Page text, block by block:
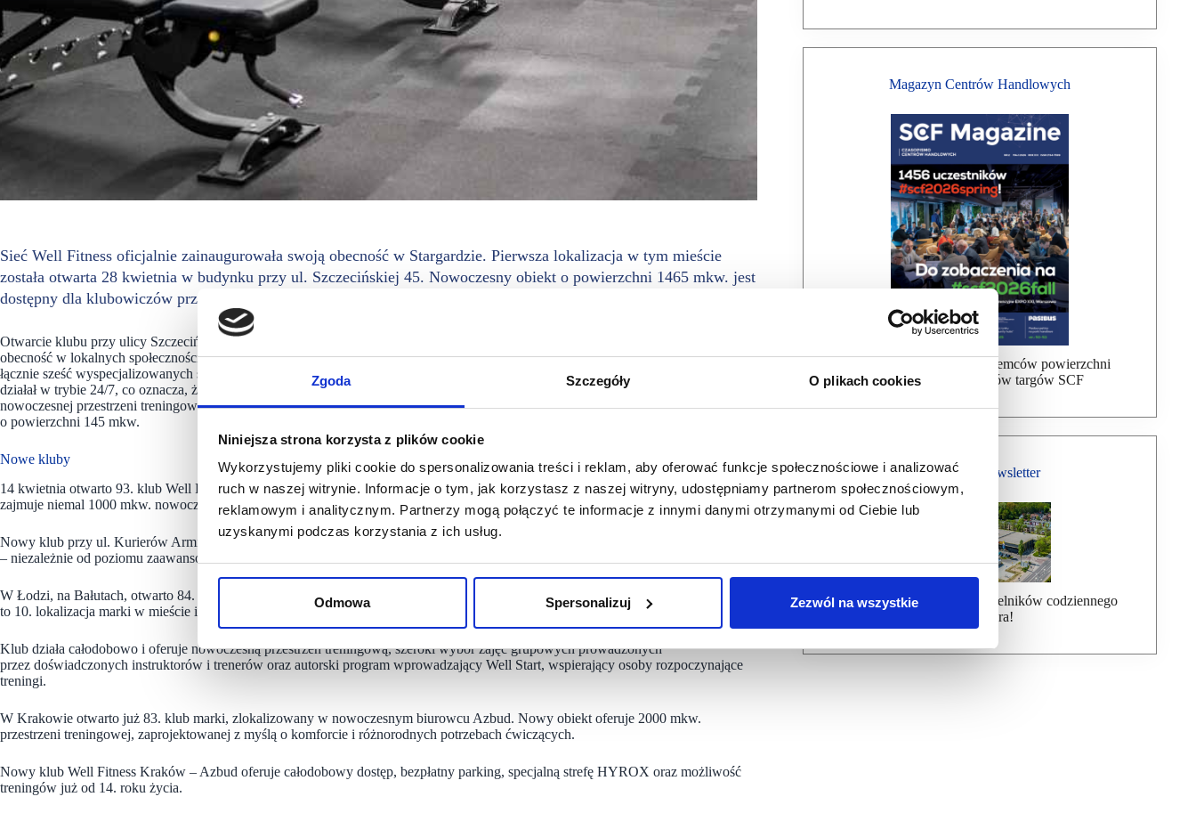
Zgoda Szczegóły O plikach cookies
Niniejsza strona korzysta z plików cookie
Wykorzystujemy pliki cookie do spersonalizowania treści i reklam, aby oferować funkcje społecznościowe i analizować
ruch w naszej witrynie. Informacje o tym, jak korzystasz z naszej witryny, udostępniamy partnerom społecznościowym,
reklamowym i analitycznym. Partnerzy mogą połączyć te informacje z innymi danymi otrzymanymi od Ciebie lub
uzyskanymi podczas korzystania z ich usług.
Odmowa Spersonalizuj Zezwól na wszystkie
Sieć Well Fitness oficjalnie zainaugurowała swoją obecność w Stargardzie. Pierwsza lokalizacja w tym mieście
została otwarta 28 kwietnia w budynku przy ul. Szczecińskiej 45. Nowoczesny obiekt o powierzchni 1465 mkw. jest
dostępny dla klubowiczów przez całą dobę, 7 dni w tygodniu.
Otwarcie klubu przy ulicy Szczecińskiej stanowi kolejny etap rozwoju ogólnopolskiej sieci, która konsekwentnie umacnia swoją
obecność w lokalnych społecznościach. Przestrzeń treningowa została zaprojektowana w sposób nowoczesny i funkcjonalny, oferując
łącznie sześć wyspecjalizowanych stref, w tym strefę cardio, funkcjonalną oraz obszary z wolnymi ciężarami. Nowy klub będzie
działał w trybie 24/7, co oznacza, że klubowicze będą mogli ćwiczyć o dowolnej porze dnia i nocy. Klubowicze na blisko 1500 mkw.
nowoczesnej przestrzeni treningowej znajdą strefy: cardio, funkcjonalna, wolnych i półwolnych ciężarów oraz chill, a także salę fitness
o powierzchni 145 mkw.
Nowe kluby
14 kwietnia otwarto 93. klub Well Fitness w Gdańsku Orunia. To trzecia lokalizacja w Gdańsku i dziesiąta na Pomorzu. Nowy klub
zajmuje niemal 1000 mkw. nowoczesnej przestrzeni. Sieć zapowiada też kolejne otwarcie.
Nowy klub przy ul. Kurierów Armii Krajowej 15 oferuje prawie 1000 mkw. nowoczesnej przestrzeni, zaprojektowanej tak, aby każdy
– niezależnie od poziomu zaawansowania – mógł komfortowo trenować i osiągać dobre efekty.
W Łodzi, na Bałutach, otwarto 84. klub sieci Well Fitness – Well Fitness-Łódź Liściasta. Nowy obiekt o powierzchni 1000 mkw.
to 10. lokalizacja marki w mieście i kolejny etap jej rozwoju w regionie.
Klub działa całodobowo i oferuje nowoczesną przestrzeń treningową, szeroki wybór zajęć grupowych prowadzonych
przez doświadczonych instruktorów i trenerów oraz autorski program wprowadzający Well Start, wspierający osoby rozpoczynające
treningi.
W Krakowie otwarto już 83. klub marki, zlokalizowany w nowoczesnym biurowcu Azbud. Nowy obiekt oferuje 2000 mkw.
przestrzeni treningowej, zaprojektowanej z myślą o komforcie i różnorodnych potrzebach ćwiczących.
Nowy klub Well Fitness Kraków – Azbud oferuje całodobowy dostęp, bezpłatny parking, specjalną strefę HYROX oraz możliwość
treningów już od 14. roku życia.
Magazyn Centrów Handlowych
Bezpłatna wysyłka dla najemców powierzchni
handlowej, uczestników targów SCF
Bezpłatny Newsletter
Dołącz do ponad 7000 czytelników codziennego
newslettera!